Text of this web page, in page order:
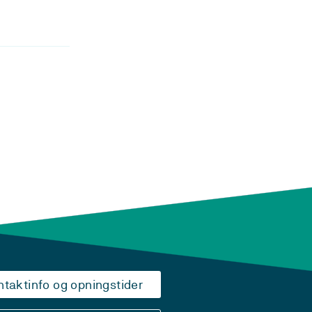
og opningstider